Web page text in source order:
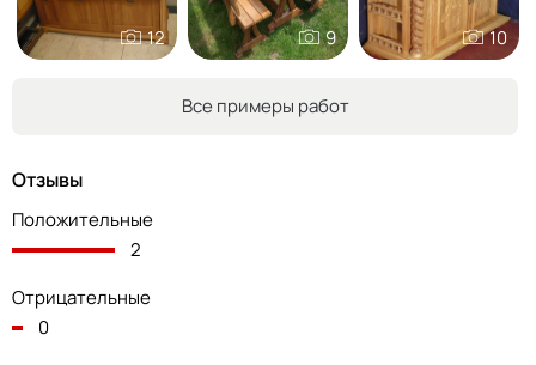
12 9 10
Все примеры работ
Отзывы
Положительные
2
Отрицательные
0